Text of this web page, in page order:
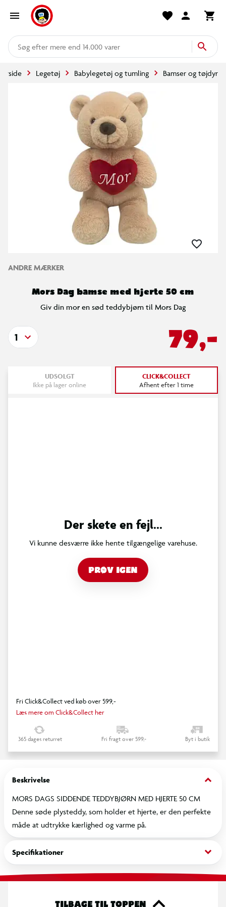
mere end 14.000 varer
Legetøj Babylegetøj og tumling Bamser og tøjdyr
ANDRE MÆRKER
Mors Dag bamse med hjerte 50 cm
Giv din mor en sød teddybjørn til Mors Dag
79,-
1
UDSOLGT
Ikke på lager online
CLICK&COLLECT
Afhent efter 1 time
Der skete en fejl...
Vi kunne desværre ikke hente tilgængelige varehuse.
PRØV IGEN
Fri Click&Collect ved køb over 599,-
Læs mere om Click&Collect her
365 dages returret Fri fragt over 599,- Byt i butik
Beskrivelse keyboard_arrow_down
MORS DAGS SIDDENDE TEDDYBJØRN MED HJERTE 50 CM
Denne søde plysteddy, som holder et hjerte, er den perfekte
måde at udtrykke kærlighed og varme på.
Specifikationer keyboard_arrow_down
TILBAGE TIL TOPPEN